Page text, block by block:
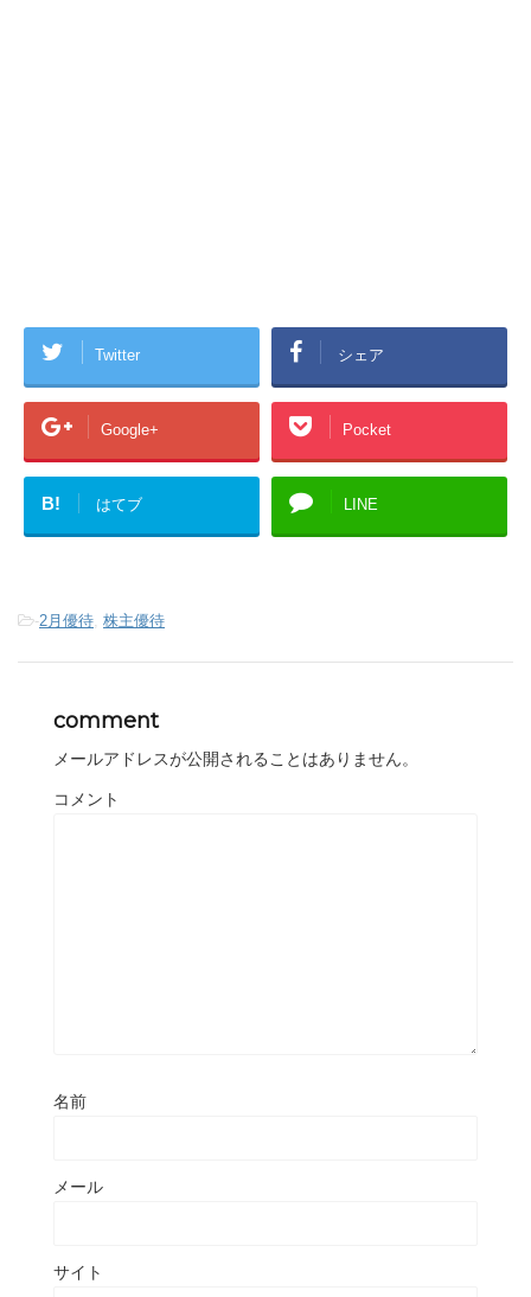
Twitter シェア
Google+ Pocket
B! はてブ LINE
-2月優待 株主優待
comment
メールアドレスが公開されることはありません。
コメント
名前
メール
サイト